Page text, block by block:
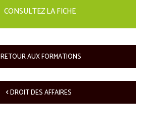
CONSULTEZ LA FICHE
RETOUR AUX FORMATIONS
DROIT DES AFFAIRES